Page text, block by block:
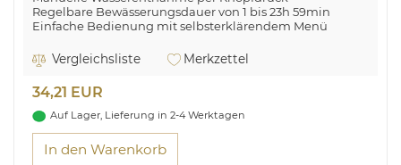
Regelbare Bewässerungsdauer von 1 bis 23h 59min
Einfache Bedienung mit selbsterklärendem Menü
Vergleichsliste
Merkzettel
34,21 EUR
Auf Lager, Lieferung in 2-4 Werktagen
In den Warenkorb